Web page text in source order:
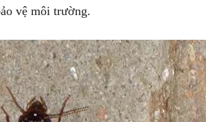
vệ môi trường.